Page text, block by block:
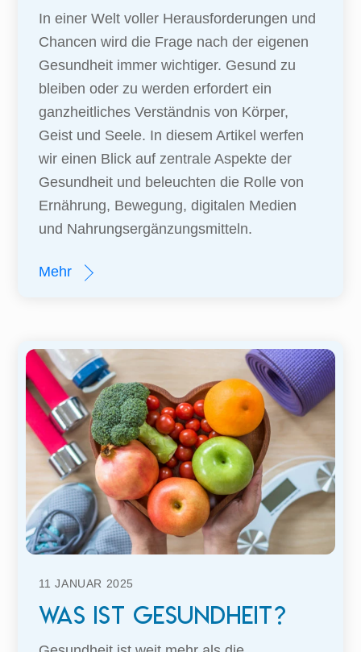
In einer Welt voller Herausforderungen und
Chancen wird die Frage nach der eigenen
Gesundheit immer wichtiger. Gesund zu
bleiben oder zu werden erfordert ein
ganzheitliches Verständnis von Körper,
Geist und Seele. In diesem Artikel werfen
wir einen Blick auf zentrale Aspekte der
Gesundheit und beleuchten die Rolle von
Ernährung, Bewegung, digitalen Medien
und Nahrungsergänzungsmitteln.
Mehr
11 JANUAR 2025
Was ist Gesundheit?